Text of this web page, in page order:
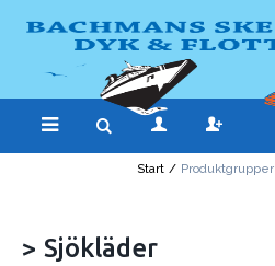
Start / Produktgrupper
> Sjökläder